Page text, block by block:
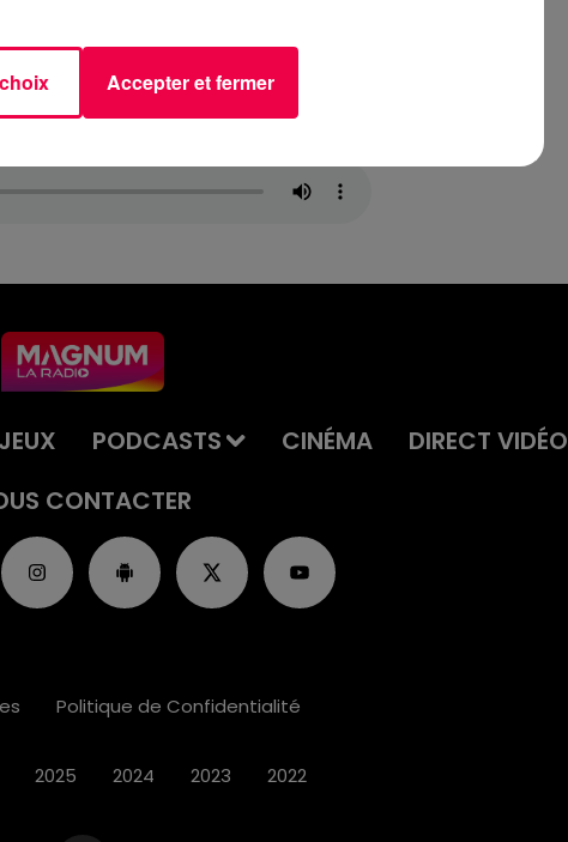
JEUX PODCASTS CINÉMA DIRECT VIDÉO
CONTACTER
Politique de Confidentialité
2025 2024 2023 2022
Accepter et fermer